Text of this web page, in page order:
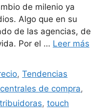
de milenio ya
Algo que en su
de las agencias, de
Por el … Leer más
,Tendencias
centrales de compra,
, touch